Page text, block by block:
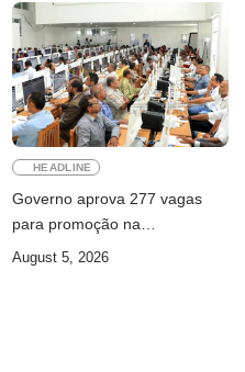
HEADLINE
Governo aprova 277 vagas
para promoção na
Administração Pública
August 5, 2026